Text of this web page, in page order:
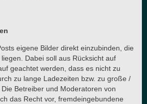
eigene Bilder direkt einzubinden, die
Dabei soll aus Rücksicht auf
geachtet werden, dass es nicht zu
zu lange Ladezeiten bzw. zu große /
Betreiber und Moderatoren von
das Recht vor, fremdeingebundene